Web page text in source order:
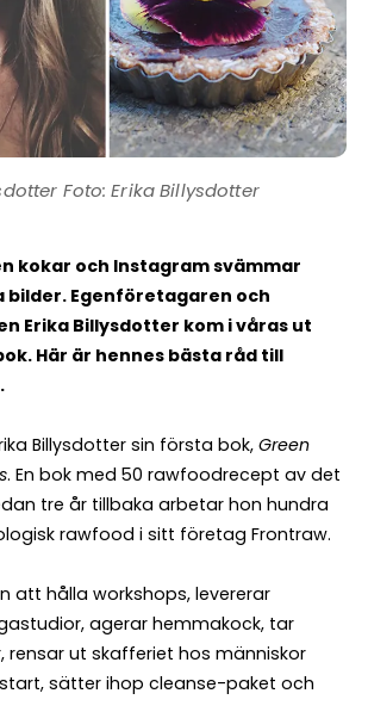
Foto: Erika Billysdotter
kokar och Instagram svämmar
bilder. Egenföretagaren och
Erika Billysdotter kom i våras ut
Här är hennes bästa råd till
Billysdotter sin första bok, Green
. En bok med 50 rawfoodrecept av det
tre år tillbaka arbetar hon hundra
rawfood i sitt företag Frontraw.
att hålla workshops, levererar
agerar hemmakock, tar
rensar ut skafferiet hos människor
sätter ihop cleanse-paket och